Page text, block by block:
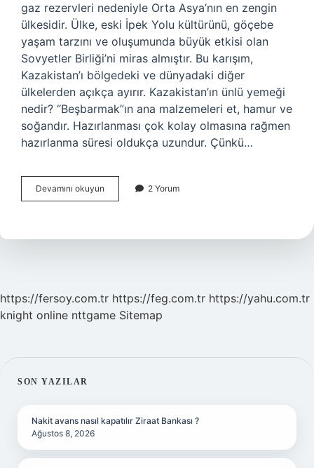
gaz rezervleri nedeniyle Orta Asya’nın en zengin
ülkesidir. Ülke, eski İpek Yolu kültürünü, göçebe
yaşam tarzını ve oluşumunda büyük etkisi olan
Sovyetler Birliği’ni miras almıştır. Bu karışım,
Kazakistan’ı bölgedeki ve dünyadaki diğer
ülkelerden açıkça ayırır. Kazakistan’ın ünlü yemeği
nedir? “Beşbarmak”ın ana malzemeleri et, hamur ve
soğandır. Hazırlanması çok kolay olmasına rağmen
hazırlanma süresi oldukça uzundur. Çünkü…
Devamını okuyun Kazakistan
Neyi
2 Yorum
https://fersoy.com.tr https://feg.com.tr https://yahu.com.tr
knight online nttgame Sitemap
SIDEBAR
SON YAZILAR
Nakit avans nasıl kapatılır Ziraat Bankası ?
Ağustos 8, 2026